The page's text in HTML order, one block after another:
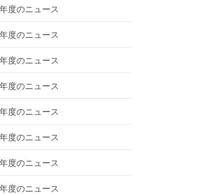
度のニュース
度のニュース
度のニュース
度のニュース
度のニュース
度のニュース
度のニュース
度のニュース